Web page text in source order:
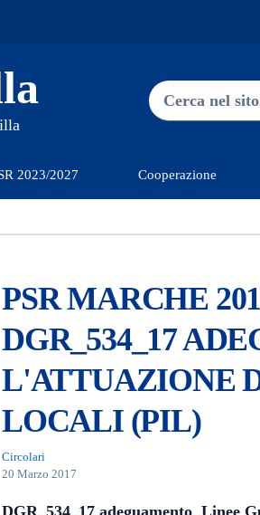
Ricerca
2023/2027 Cooperazione
PSR MARCHE
DGR_534_17
L'ATTUAZIONE
LOCALI (PIL)
Circolari
20 Marzo 2017
DGR_534_17 adeguamento Linee